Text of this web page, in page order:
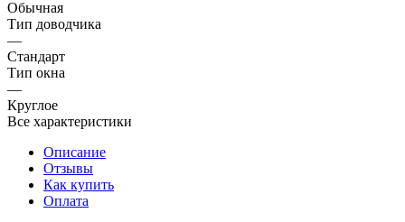
Обычная
Тип доводчика
—
Стандарт
Тип окна
—
Круглое
Все характеристики
Описание
Отзывы
Как купить
Оплата